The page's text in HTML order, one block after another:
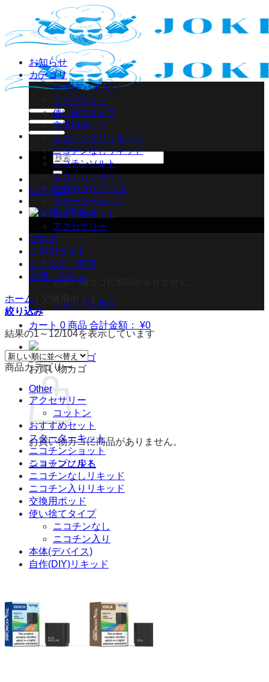
content
検
索
対
象:
ログイン
お買い物カゴに商品がありません。
ショップに戻る
カート 0 商品 合計金額： ¥0
お買い物カゴ
お買い物カゴに商品がありません。
ショップに戻る
お知らせ
カテゴリ
本体(デバイス)
アクセサリー
使い捨てタイプ
交換用ポッド
ニコチン入りリキッド
ニコチンなしリキッド
ニコチンソルト
ニコチンショット
自作(DIY)リキッド
スターターキット
おすすめセット
アクセサリー
ブログ
ご利用ガイド
よくあるご質問
お問い合わせ
ホーム
交換用ポッド
絞り込み
結果の1～12/104を表示しています
商品カテゴリー
Other
アクセサリー
コットン
おすすめセット
スターターキット
ニコチンショット
ニコチンソルト
ニコチンなしリキッド
ニコチン入りリキッド
交換用ポッド
使い捨てタイプ
ニコチンなし
ニコチン入り
本体(デバイス)
自作(DIY)リキッド